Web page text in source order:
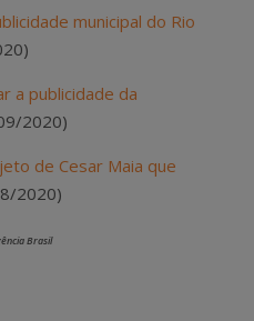
municipal do Rio
a publicidade da
2020)
de Cesar Maia que
2020)
Brasil